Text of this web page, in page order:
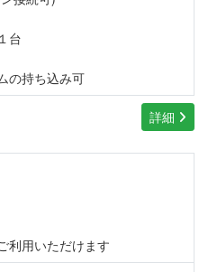
台
の持ち込み可
詳細
利用いただけます